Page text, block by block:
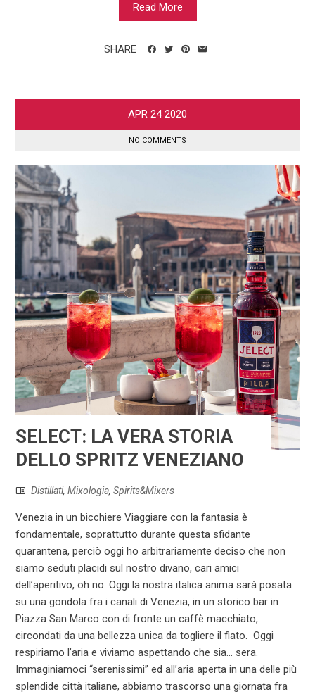
Read More
SHARE
APR 24 2020
NO COMMENTS
SELECT: LA VERA STORIA
DELLO SPRITZ VENEZIANO
Distillati,Mixologia,Spirits&Mixers
Venezia in un bicchiere Viaggiare con la fantasia è
fondamentale, soprattutto durante questa sfidante
quarantena, perciò oggi ho arbitrariamente deciso che non
siamo seduti placidi sul nostro divano, cari amici
dell’aperitivo, oh no. Oggi la nostra italica anima sarà posata
su una gondola fra i canali di Venezia, in un storico bar in
Piazza San Marco con di fronte un caffè macchiato,
circondati da una bellezza unica da togliere il fiato. Oggi
respiriamo l’aria e viviamo aspettando che sia... sera.
Immaginiamoci “serenissimi” ed all’aria aperta in una delle più
splendide città italiane, abbiamo trascorso una giornata fra